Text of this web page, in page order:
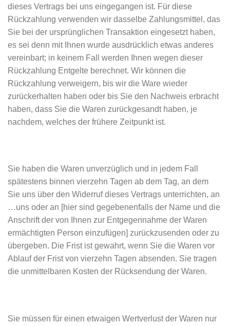
dieses Vertrags bei uns eingegangen ist. Für diese
Rückzahlung verwenden wir dasselbe Zahlungsmittel, das
Sie bei der ursprünglichen Transaktion eingesetzt haben,
es sei denn mit Ihnen wurde ausdrücklich etwas anderes
vereinbart; in keinem Fall werden Ihnen wegen dieser
Rückzahlung Entgelte berechnet. Wir können die
Rückzahlung verweigern, bis wir die Ware wieder
zurückerhalten haben oder bis Sie den Nachweis erbracht
haben, dass Sie die Waren zurückgesandt haben, je
nachdem, welches der frühere Zeitpunkt ist.
Sie haben die Waren unverzüglich und in jedem Fall
spätestens binnen vierzehn Tagen ab dem Tag, an dem
Sie uns über den Widerruf dieses Vertrags unterrichten, an
…uns oder an [hier sind gegebenenfalls der Name und die
Anschrift der von Ihnen zur Entgegennahme der Waren
ermächtigten Person einzufügen] zurückzusenden oder zu
übergeben. Die Frist ist gewahrt, wenn Sie die Waren vor
Ablauf der Frist von vierzehn Tagen absenden. Sie tragen
die unmittelbaren Kosten der Rücksendung der Waren.
Sie müssen für einen etwaigen Wertverlust der Waren nur